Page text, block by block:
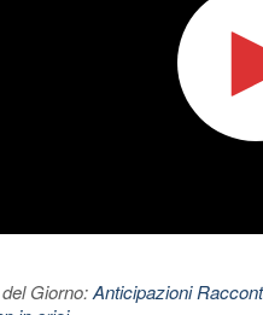
Giorno:Anticipazioni